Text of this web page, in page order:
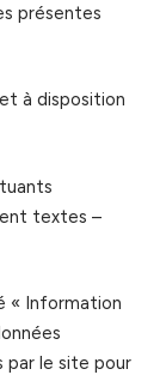
présentes
à disposition
textes –
« Information
par le site pour